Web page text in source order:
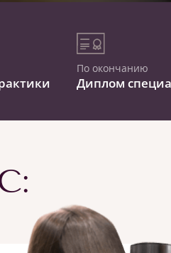
По окончанию
Диплом